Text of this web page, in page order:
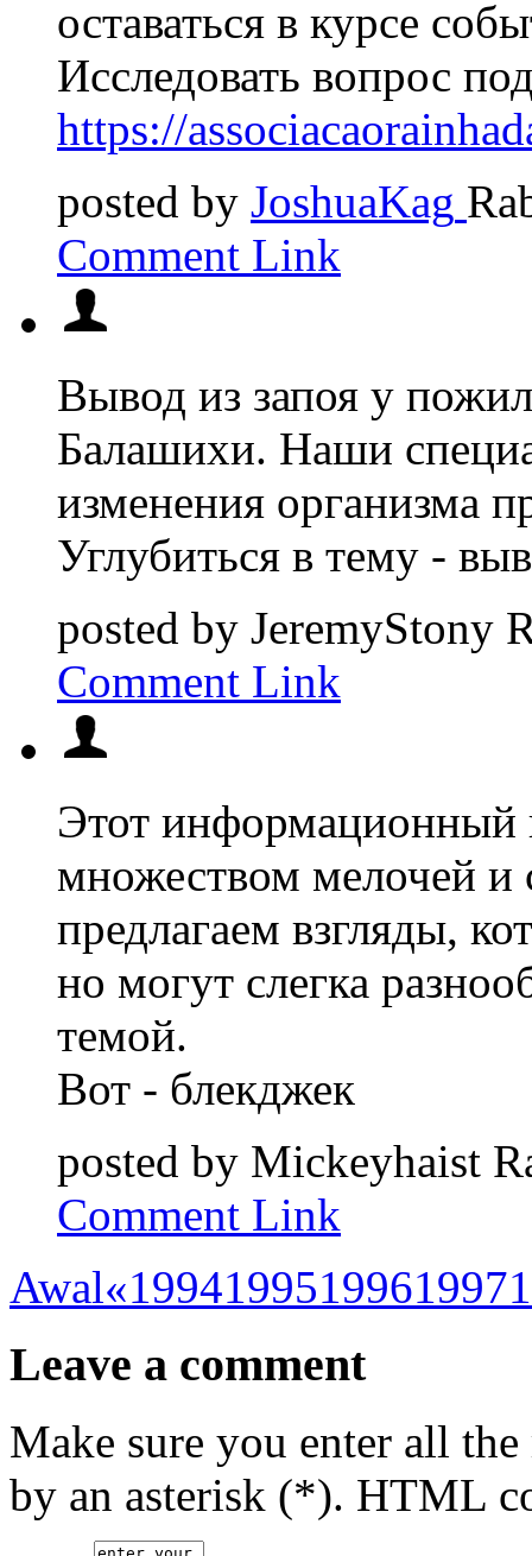
оставаться в курсе
Исследовать вопрос
https://
posted by JoshuaKag
Comment Link
Вывод из запоя у
Балашихи. Наши
изменения организма
Углубиться в тему -
posted by JeremyStony
Comment Link
Этот информационный
множеством мелочей
предлагаем взгляды,
но могут слегка
темой.
Вот - блекджек
posted by Mickeyhaist
Comment Link
Awal«1994199519961997
Leave a comment
Make sure you enter all
by an asterisk (*). HTML